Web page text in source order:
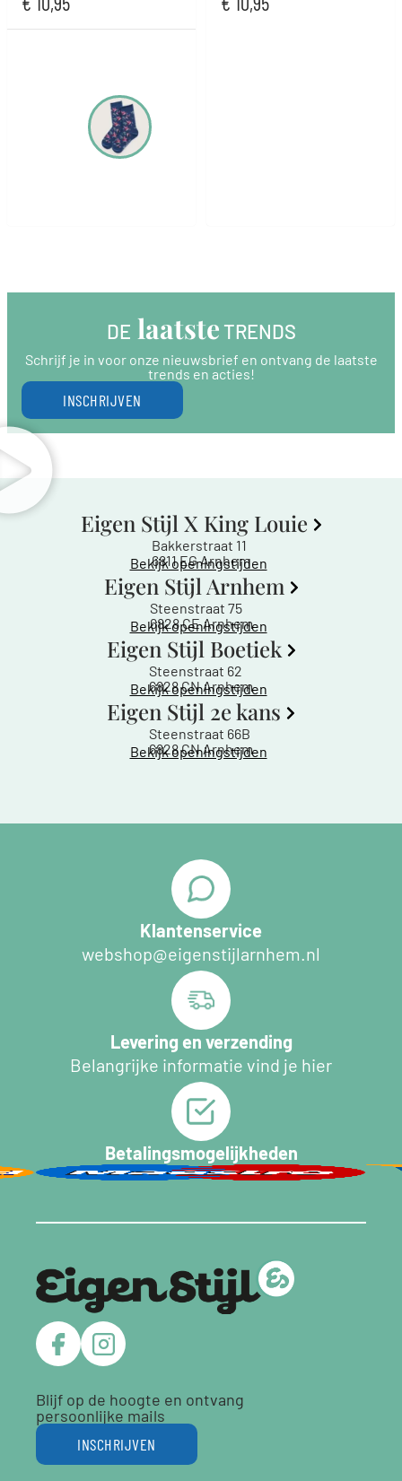
DE laatste TRENDS
Schrijf je in voor onze nieuwsbrief en ontvang de laatste
trends en acties!
INSCHRIJVEN
Eigen Stijl X King Louie
Bakkerstraat 11
6811 EG Arnhem
Bekijk openingstijden
Eigen Stijl Arnhem
Steenstraat 75
6828 CE Arnhem
Bekijk openingstijden
Eigen Stijl Boetiek
Steenstraat 62
6828 CN Arnhem
Bekijk openingstijden
Eigen Stijl 2e kans
Steenstraat 66B
6828 CN Arnhem
Bekijk openingstijden
Klantenservice
webshop@eigenstijlarnhem.nl
Levering en verzending
Belangrijke informatie vind je hier
Betalingsmogelijkheden
Blijf op de hoogte en ontvang
persoonlijke mails
INSCHRIJVEN